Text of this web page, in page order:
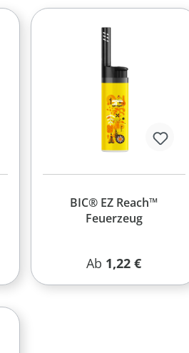
BIC® EZ Reach™
Feuerzeug
Regulärer Preis:
Ab 1,22 €